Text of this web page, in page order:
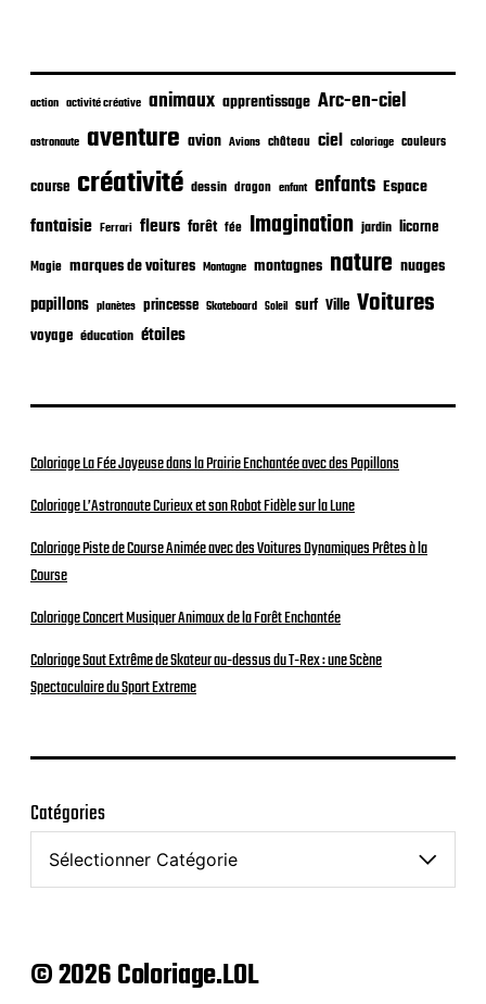
i
a
t
i
o
n
action activité créative animaux apprentissage Arc-en-ciel
astronaute aventure avion Avions château ciel coloriage couleurs
course créativité dessin dragon enfant enfants Espace
fantaisie Ferrari fleurs forêt fée Imagination jardin licorne
Magie marques de voitures Montagne montagnes nature nuages
papillons planètes princesse Skateboard Soleil surf Ville Voitures
voyage éducation étoiles
Coloriage La Fée Joyeuse dans la Prairie Enchantée avec des Papillons
Coloriage L’Astronaute Curieux et son Robot Fidèle sur la Lune
Coloriage Piste de Course Animée avec des Voitures Dynamiques Prêtes à la
Course
Coloriage Concert Musiquer Animaux de la Forêt Enchantée
Coloriage Saut Extrême de Skateur au-dessus du T-Rex : une Scène
Spectaculaire du Sport Extreme
Catégories
© 2026 Coloriage.LOL